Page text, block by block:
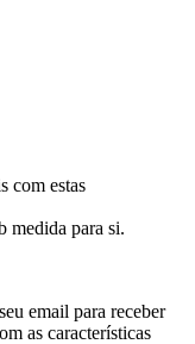
com estas
medida para si.
email para receber
as características